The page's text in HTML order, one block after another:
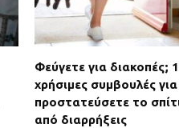
Φεύγετε για διακοπές;
χρήσιμες συμβουλές
προστατεύσετε το
από διαρρήξεις